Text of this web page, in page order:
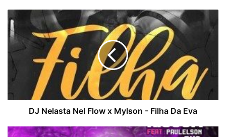
J
N
a
l
DJ Nelasta Nel Flow x Mylson - Filha Da Eva
R